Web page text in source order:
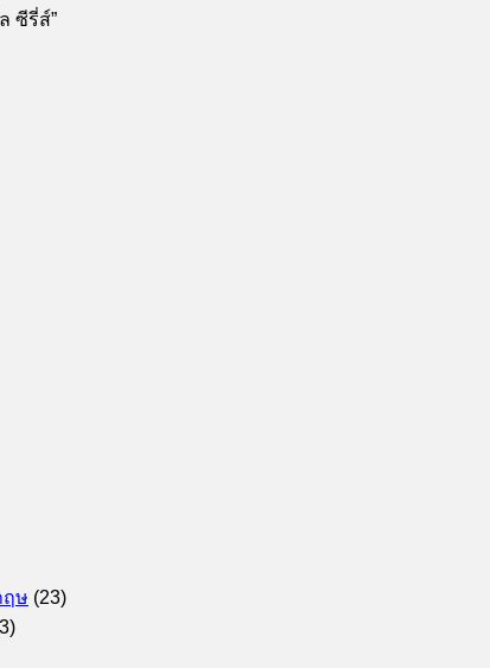
ซีรี่ส์”
ฤษ (23)